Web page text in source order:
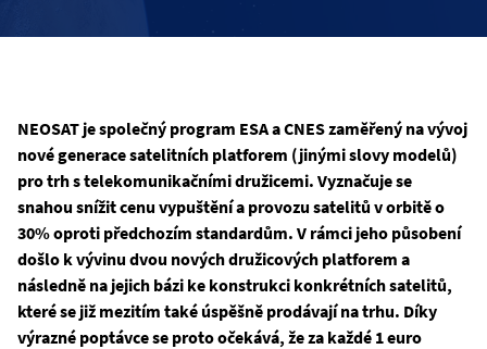
NEOSAT je společný program ESA a CNES zaměřený na vývoj
nové generace satelitních platforem (jinými slovy modelů)
pro trh s telekomunikačními družicemi. Vyznačuje se
snahou snížit cenu vypuštění a provozu satelitů v orbitě o
30% oproti předchozím standardům. V rámci jeho působení
došlo k vývinu dvou nových družicových platforem a
následně na jejich bázi ke konstrukci konkrétních satelitů,
které se již mezitím také úspěšně prodávají na trhu. Díky
výrazné poptávce se proto očekává, že za každé 1 euro